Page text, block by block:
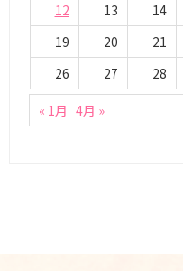
12
13 14
19
20 21
26
27 28
« 1月 4月 »